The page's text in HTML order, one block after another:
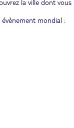
la ville dont vous
mondial :